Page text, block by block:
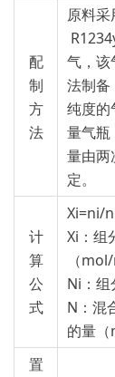
配
制
方
法
原料采
气，该
法制备
纯度的
量气瓶
量由两
定。
计
算
公
式
Xi=ni/n
Xi：组
（
Ni：组
N：混
的量（
置